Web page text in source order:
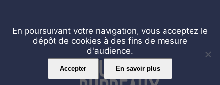
En poursuivant votre navigation, vous acceptez le
dépôt de cookies à des fins de mesure
d'audience.
Accepter En savoir plus